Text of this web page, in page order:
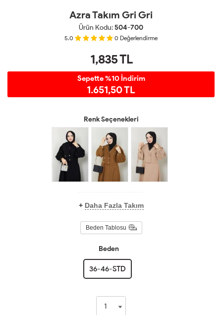
Azra Takım Gri Gri
Ürün Kodu:504-700
5.0 0 Değerlendirme
1,835TL
Sepette %10 İndirim
1.651,50 TL
Renk Seçenekleri
+ Daha Fazla Takım
Beden Tablosu
Beden
36-46-STD